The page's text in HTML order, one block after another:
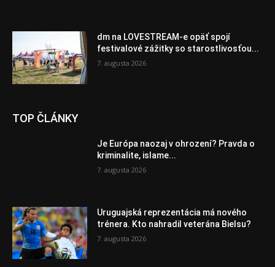
dm na LOVESTREAM-e opäť spojí
festivalové zážitky so starostlivosťou...
7. augusta 2026
TOP ČLÁNKY
Je Európa naozaj v ohrození? Pravda o
kriminalite, islame...
7. augusta 2026
Uruguajská reprezentácia má nového
trénera. Kto nahradil veterána Bielsu?
7. augusta 2026